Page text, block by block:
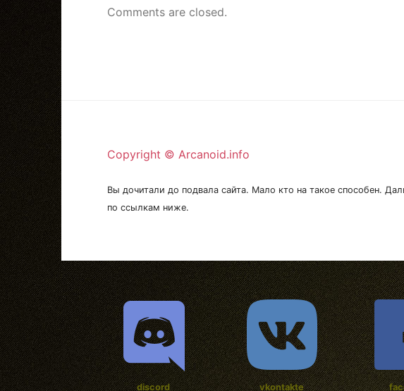
Comments are closed.
Copyright © Arcanoid.info
Вы дочитали до подвала сайта. Мало кто на такое способен.
по ссылкам ниже.
discord vkontakte